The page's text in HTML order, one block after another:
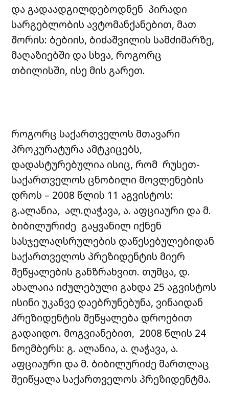
და გადაადგილდებოდნენ პირადი
სარგებლობის ავტომანქანებით, მათ
შორის: ბებიის, ბიძაშვილის სამძიმარზე,
მაღაზიებში და სხვა, როგორც
თბილისში, ისე მის გარეთ.
როგორც საქართველოს მთავარი
პროკურატურა ამტკიცებს,
დადასტურებულია ისიც, რომ რუსეთ-
საქართველოს ცნობილი მოვლენების
დროს – 2008 წლის 11 აგვისტოს:
გ.ალანია, ალ.ღაჭავა, ა. აფციაური და მ.
ბიბილურიძე გაყვანილ იქნენ
სასჯელაღსრულების დაწესებულებიდან
საქართველოს პრეზიდენტის მიერ
შეწყალების განზრახვით. თუმცა, დ.
ახალაია იძულებული გახდა 25 აგვისტოს
ისინი უკანვე დაებრუნებუნა, ვინაიდან
პრეზიდენტის შეწყალება დროებით
გადაიდო. მოგვიანებით, 2008 წლის 24
ნოემბერს: გ. ალანია, ა. ღაჭავა, ა.
აფციაური და მ. ბიბილურიძე მართლაც
შეიწყალა საქართველოს პრეზიდენტმა.